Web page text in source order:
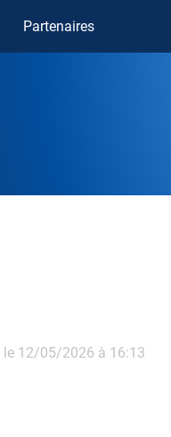
Partenaires
le 12/05/2026 à 16:13